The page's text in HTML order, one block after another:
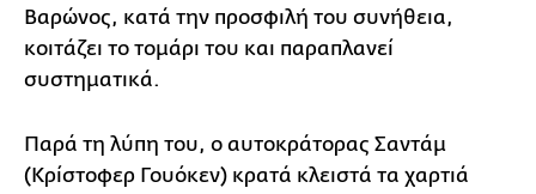
Βαρώνος, κατά την προσφιλή του συνήθεια,
κοιτάζει το τομάρι του και παραπλανεί
συστηματικά.
Παρά τη λύπη του, ο αυτοκράτορας Σαντάμ
(Κρίστοφερ Γουόκεν) κρατά κλειστά τα χαρτιά